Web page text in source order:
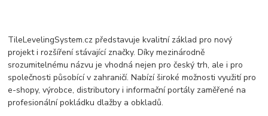
TileLevelingSystem.cz představuje kvalitní základ pro nový
projekt i rozšíření stávající značky. Díky mezinárodně
srozumitelnému názvu je vhodná nejen pro český trh, ale i pro
společnosti působící v zahraničí. Nabízí široké možnosti využití pro
e-shopy, výrobce, distributory i informační portály zaměřené na
profesionální pokládku dlažby a obkladů.